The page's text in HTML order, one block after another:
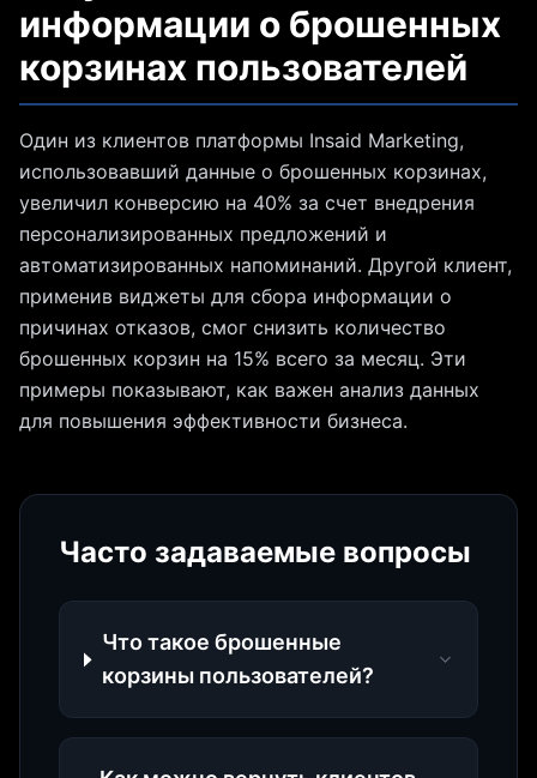
информации о брошенных
корзинах пользователей
Один из клиентов платформы Insaid Marketing,
использовавший данные о брошенных корзинах,
увеличил конверсию на 40% за счет внедрения
персонализированных предложений и
автоматизированных напоминаний. Другой клиент,
применив виджеты для сбора информации о
причинах отказов, смог снизить количество
брошенных корзин на 15% всего за месяц. Эти
примеры показывают, как важен анализ данных
для повышения эффективности бизнеса.
Часто задаваемые вопросы
Что такое брошенные
корзины пользователей?